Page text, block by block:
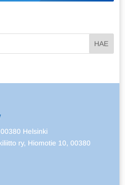
Helsinki
ry, Hiomotie 10, 00380